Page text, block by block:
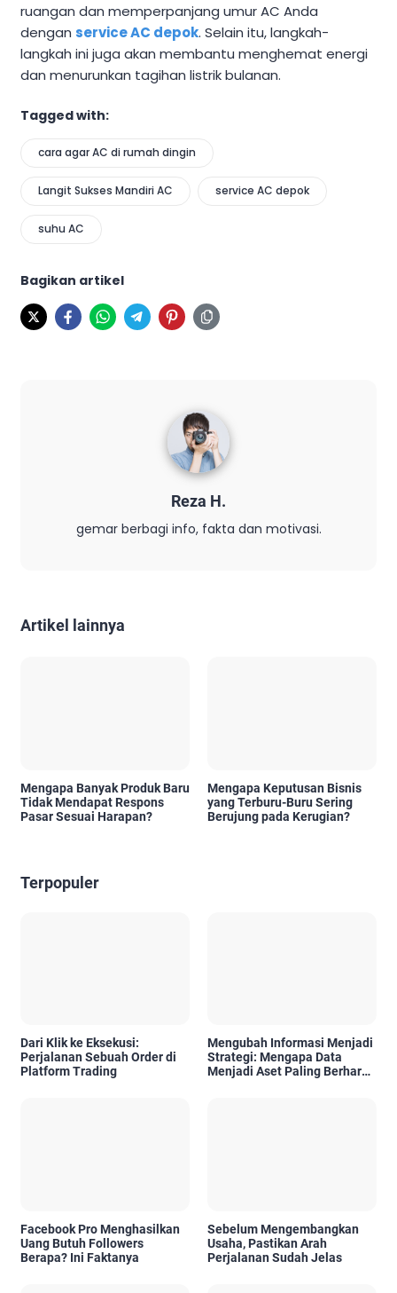
ruangan dan memperpanjang umur AC Anda
dengan service AC depok. Selain itu, langkah-
langkah ini juga akan membantu menghemat energi
dan menurunkan tagihan listrik bulanan.
Tagged with:
cara agar AC di rumah dingin
Langit Sukses Mandiri AC service AC depok
suhu AC
Bagikan artikel
Reza H.
gemar berbagi info, fakta dan motivasi.
Artikel lainnya
Mengapa Banyak Produk Baru
Tidak Mendapat Respons
Pasar Sesuai Harapan?
Mengapa Keputusan Bisnis
yang Terburu-Buru Sering
Berujung pada Kerugian?
Terpopuler
Dari Klik ke Eksekusi:
Perjalanan Sebuah Order di
Platform Trading
Mengubah Informasi Menjadi
Strategi: Mengapa Data
Menjadi Aset Paling Berharga
Facebook Pro Menghasilkan
Uang Butuh Followers
Berapa? Ini Faktanya
Sebelum Mengembangkan
Usaha, Pastikan Arah
Perjalanan Sudah Jelas